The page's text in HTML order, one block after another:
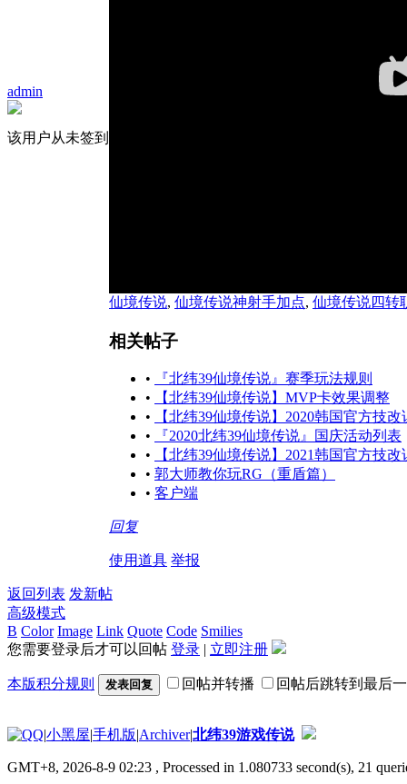
admin
该用户从未签到
仙境传说, 仙境传说神射手加点, 仙境传说四转
相关帖子
•
『北纬39仙境传说』赛季玩法规则
•
【北纬39仙境传说】MVP卡效果调整
•
【北纬39仙境传说】2020韩国官方技改
•
『2020北纬39仙境传说』国庆活动列表
•
【北纬39仙境传说】2021韩国官方技改
• 郭大师教你玩RG（重盾篇）
• 客户端
回复
使用道具 举报
返回列表 发新帖
高级模式
B Color Image Link Quote Code Smilies
您需要登录后才可以回帖 登录 | 立即注册
本版积分规则 发表回复 回帖并转播 回帖后跳转到最后
|小黑屋|手机版|Archiver|北纬39游戏传说
GMT+8, 2026-8-9 02:23 , Processed in 1.080733 second(s), 21